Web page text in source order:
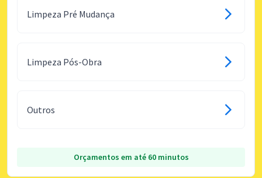
Limpeza Pré Mudança
Limpeza Pós-Obra
Outros
Orçamentos em até 60 minutos